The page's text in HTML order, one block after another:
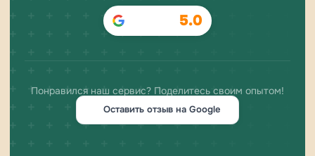
5.0
Понравился наш сервис? Поделитесь своим опытом!
Оставить отзыв на Google